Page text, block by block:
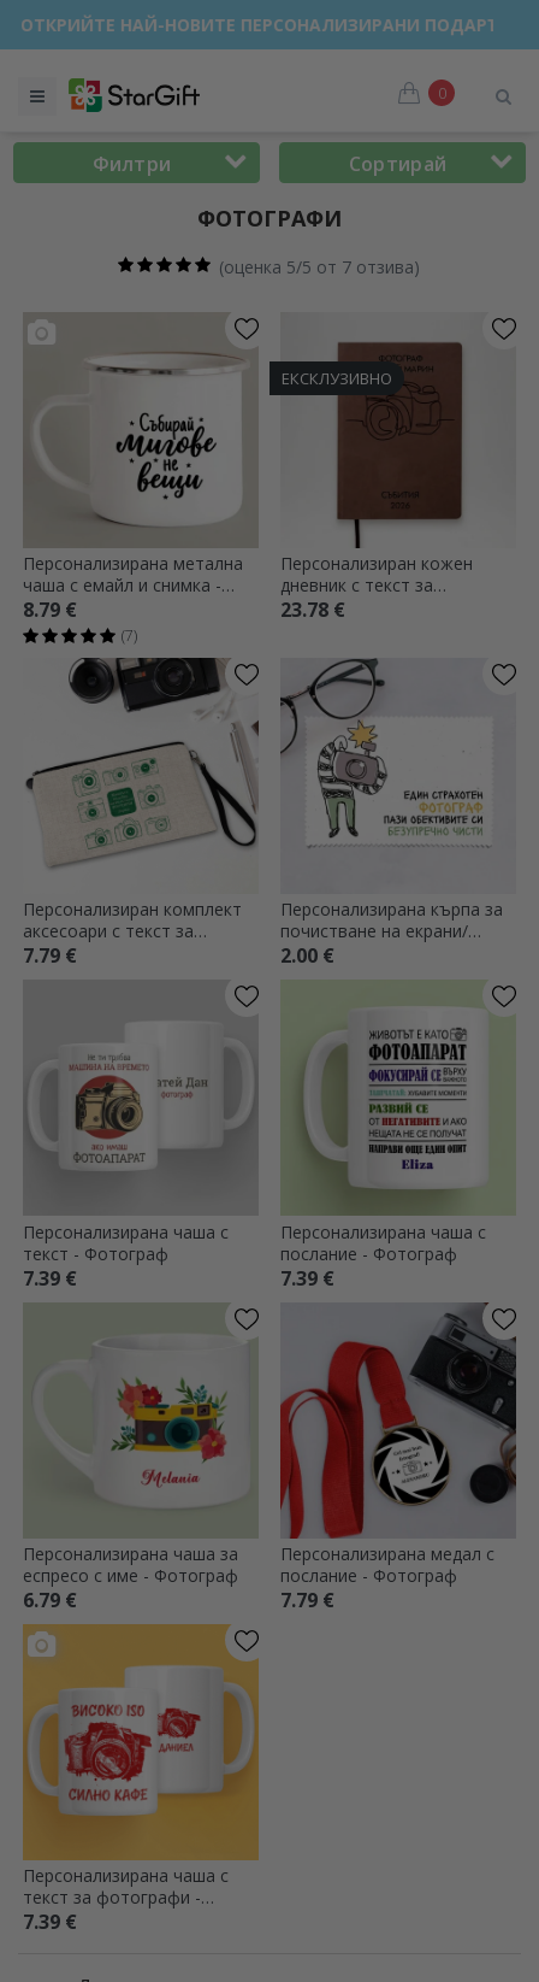
🌴 ДО -40% ОТСТЪПКА ЗА НАД 100
0
Филтри Сортирай
ФОТОГРАФИ
(оценка 5/5 от 7 отзива)
Персонализирана метална
чаша с емайл и снимка -
Събирайте моменти, а не
вещи
8.79 €
(7)
ЕКСКЛУЗИВНО
Персонализиран кожен
дневник с текст за
фотограф
23.78 €
Персонализиран комплект
аксесоари с текст за
фотографи
7.79 €
Персонализирана кърпа за
почистване на екрани/
очила - Фотограф
2.00 €
Персонализирана чаша с
текст - Фотограф
7.39 €
Персонализирана чаша с
послание - Фотограф
7.39 €
Персонализирана чаша за
еспресо с име - Фотограф
6.79 €
Персонализирана медал с
послание - Фотограф
7.79 €
Персонализирана чаша с
текст за фотографи -
Камера
7.39 €